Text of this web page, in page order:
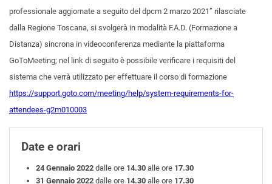
professionale aggiornate a seguito del dpcm 2 marzo 2021” rilasciate
dalla Regione Toscana, si svolgerà in modalità F.A.D. (Formazione a
Distanza) sincrona in videoconferenza mediante la piattaforma
GoToMeeting; nel link di seguito è possibile verificare i requisiti del
sistema che verrà utilizzato per effettuare il corso di formazione
https://support.goto.com/meeting/help/system-requirements-for-
attendees-g2m010003
Date e orari
24 Gennaio 2022 dalle ore 14.30 alle ore 17.30
31 Gennaio 2022 dalle ore 14.30 alle ore 17.30